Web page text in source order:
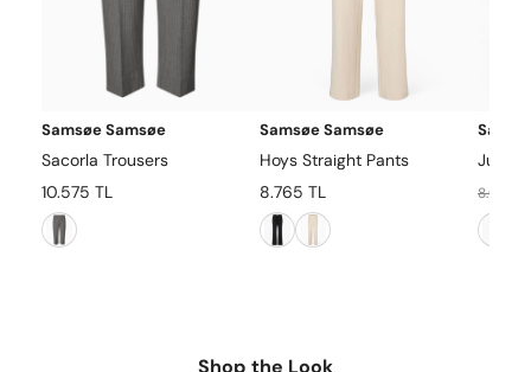
Samsøe Samsøe
Sacorla Trousers
10.575 TL
Samsøe Samsøe
Hoys Straight Pants
8.765 TL
Julia
8.065
Shop the Look